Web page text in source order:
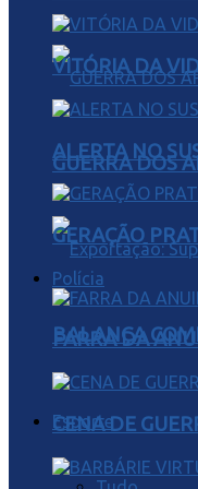
GUERRA DOS
BALANÇA
Esporte
VITÓRIA DA
ALERTA NO
GERAÇÃO
Polícia
FARRA DA
CENA DE